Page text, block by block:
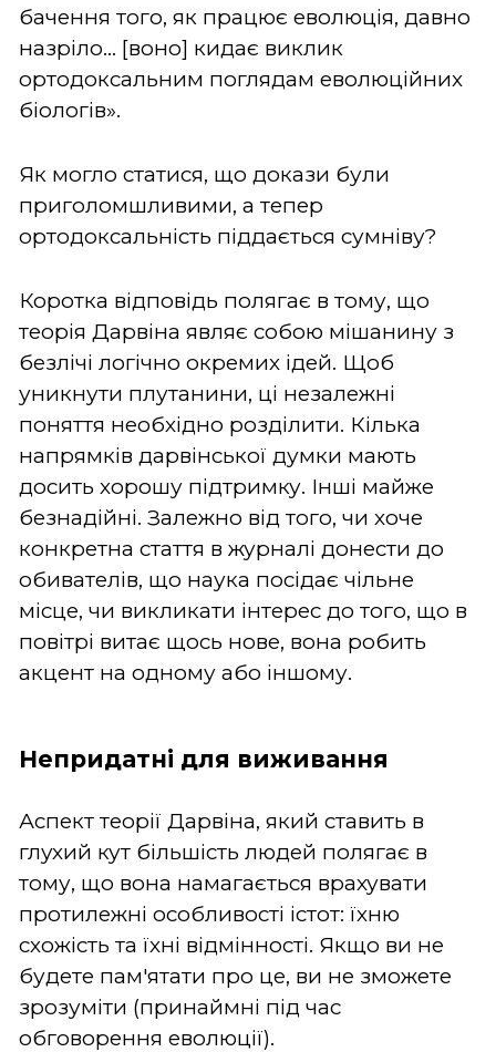
бачення того, як працює еволюція, давно
назріло... [воно] кидає виклик
ортодоксальним поглядам еволюційних
біологів».
Як могло статися, що докази були
приголомшливими, а тепер
ортодоксальність піддається сумніву?
Коротка відповідь полягає в тому, що
теорія Дарвіна являє собою мішанину з
безлічі логічно окремих ідей. Щоб
уникнути плутанини, ці незалежні
поняття необхідно розділити. Кілька
напрямків дарвінської думки мають
досить хорошу підтримку. Інші майже
безнадійні. Залежно від того, чи хоче
конкретна стаття в журналі донести до
обивателів, що наука посідає чільне
місце, чи викликати інтерес до того, що в
повітрі витає щось нове, вона робить
акцент на одному або іншому.
Непридатні для виживання
Аспект теорії Дарвіна, який ставить в
глухий кут більшість людей полягає в
тому, що вона намагається врахувати
протилежні особливості істот: їхню
схожість та їхні відмінності. Якщо ви не
будете пам'ятати про це, ви не зможете
зрозуміти (принаймні під час
обговорення еволюції).